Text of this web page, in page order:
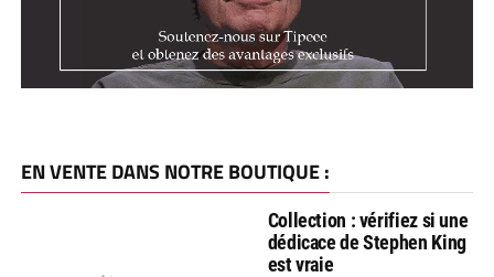
EN VENTE DANS NOTRE BOUTIQUE :
Collection : vérifiez si une
dédicace de Stephen King
est vraie